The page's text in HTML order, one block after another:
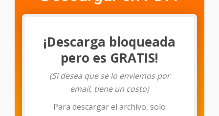
¡Descarga bloqueada
pero es GRATIS!
(Si desea que se lo enviemos por
email, tiene un costo)
Para descargar el archivo, solo